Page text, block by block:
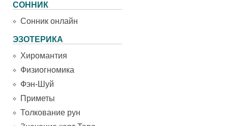
СОННИК
Сонник онлайн
ЭЗОТЕРИКА
Хиромантия
Физиогномика
Фэн-Шуй
Приметы
Толкование рун